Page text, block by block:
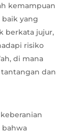
kemampuan
yang
berkata jujur,
risiko
di mana
dan
keberanian
bahwa